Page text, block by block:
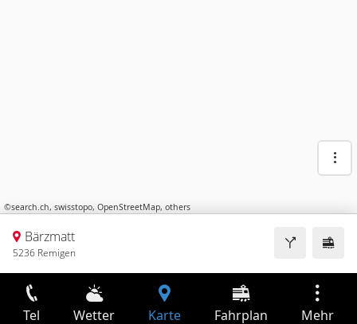
©search.ch, swisstopo, OpenStreetMap, others
Bärzmatt
5236 Remigen
Tel Wetter Karte Fahrplan Mehr